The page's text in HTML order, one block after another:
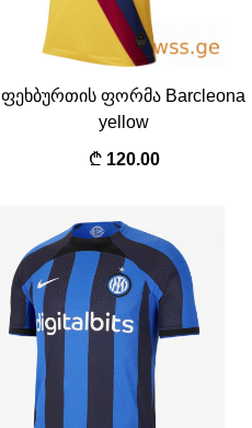
ფეხბურთის ფორმა Barcleona
yellow
120.00